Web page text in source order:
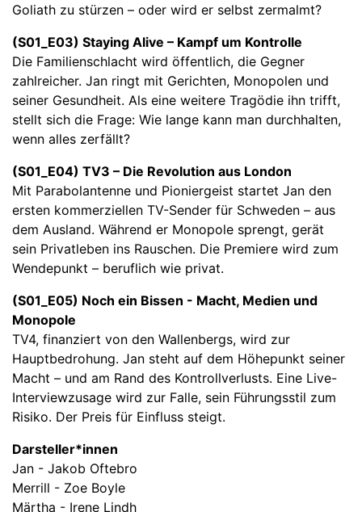
Goliath zu stürzen – oder wird er selbst zermalmt?
(S01_E03) Staying Alive – Kampf um Kontrolle
Die Familienschlacht wird öffentlich, die Gegner
zahlreicher. Jan ringt mit Gerichten, Monopolen und
seiner Gesundheit. Als eine weitere Tragödie ihn trifft,
stellt sich die Frage: Wie lange kann man durchhalten,
wenn alles zerfällt?
(S01_E04) TV3 – Die Revolution aus London
Mit Parabolantenne und Pioniergeist startet Jan den
ersten kommerziellen TV-Sender für Schweden – aus
dem Ausland. Während er Monopole sprengt, gerät
sein Privatleben ins Rauschen. Die Premiere wird zum
Wendepunkt – beruflich wie privat.
(S01_E05) Noch ein Bissen - Macht, Medien und
Monopole
TV4, finanziert von den Wallenbergs, wird zur
Hauptbedrohung. Jan steht auf dem Höhepunkt seiner
Macht – und am Rand des Kontrollverlusts. Eine Live-
Interviewzusage wird zur Falle, sein Führungsstil zum
Risiko. Der Preis für Einfluss steigt.
Darsteller*innen
Jan - Jakob Oftebro
Merrill - Zoe Boyle
Märtha - Irene Lindh